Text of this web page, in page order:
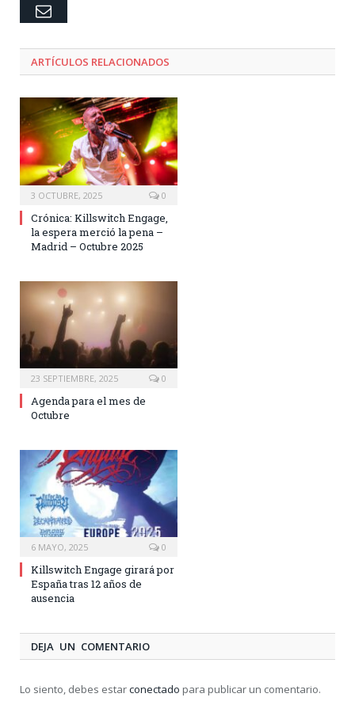
Email
ARTÍCULOS RELACIONADOS
3 OCTUBRE, 2025 0
Crónica: Killswitch Engage,
la espera merció la pena –
Madrid – Octubre 2025
23 SEPTIEMBRE, 2025 0
Agenda para el mes de
Octubre
6 MAYO, 2025 0
Killswitch Engage girará por
España tras 12 años de
ausencia
DEJA UN COMENTARIO
Lo siento, debes estarconectado para publicar un comentario.